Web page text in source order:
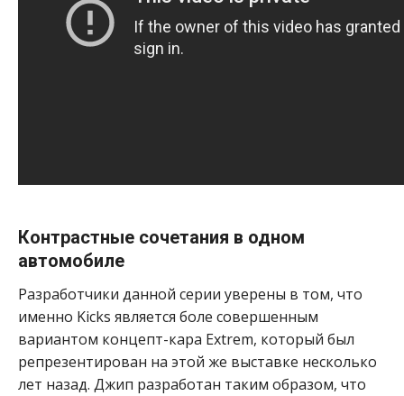
Контрастные сочетания в одном
автомобиле
Разработчики данной серии уверены в том, что
именно Kicks является боле совершенным
вариантом концепт-кара Extrem, который был
репрезентирован на этой же выставке несколько
лет назад. Джип разработан таким образом, что